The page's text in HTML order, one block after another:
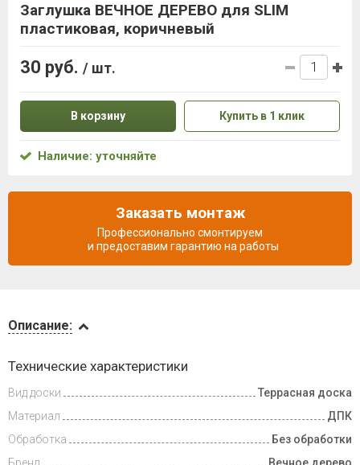
и оплата
Описание:
Технические характеристики
Вид доски
Террасная доска
Материал
ДПК
Обработка
Без обработки
Заглушка ВЕЧНОЕ ДЕРЕВО для SLIM
пластиковая, коричневый
30 руб. / шт.
В корзину Купить в 1 клик
Наличие: уточняйте
Заказать монтаж
Профессионально смонтируем
и предоставим гарантию на работы